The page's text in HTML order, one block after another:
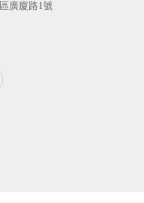
廣廈路1號